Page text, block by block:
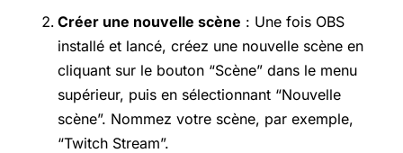
Créer une nouvelle scène : Une fois OBS
installé et lancé, créez une nouvelle scène en
cliquant sur le bouton “Scène” dans le menu
supérieur, puis en sélectionnant “Nouvelle
scène”. Nommez votre scène, par exemple,
“Twitch Stream”.